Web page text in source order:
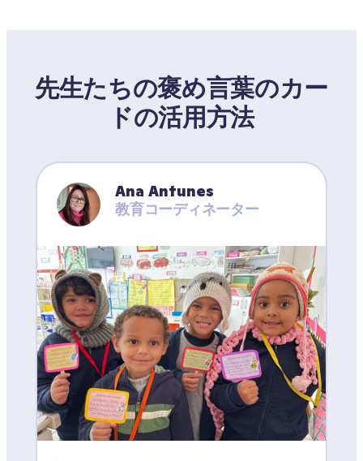
先生たちの褒め言葉のカー
ドの活用方法
Ana Antunes
教育コーディネーター